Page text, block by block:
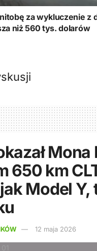
za wykluczenie z
niż 560 tys. dolarów
Mona
650 km
Model Y,
12 maja 2026